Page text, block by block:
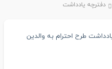
دفترچه یادداشت
طرح احترام به والدین